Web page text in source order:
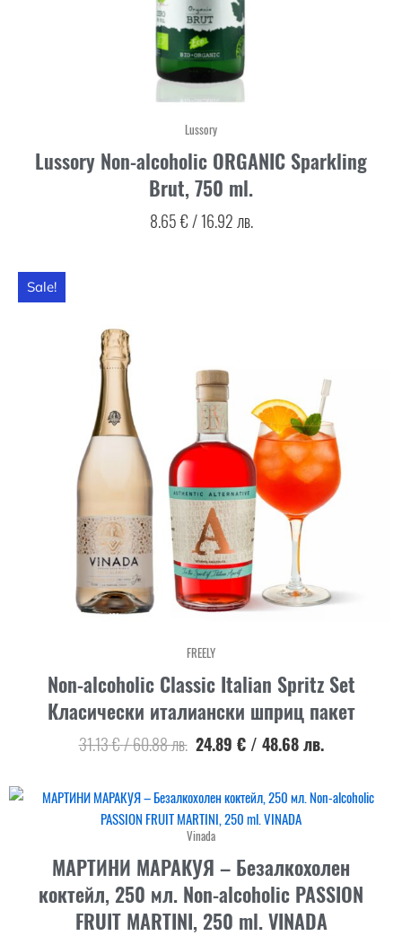
Lussory
Lussory Non-alcoholic ORGANIC Sparkling
Brut, 750 ml.
8.65€/16.92 лв.
Sale!
FREELY
Non-alcoholic Classic Italian Spritz Set
Класически италиански шприц пакет
31.13€/60.88лв. 24.89 € / 48.68лв.
Vinada
МАРТИНИ МАРАКУЯ – Безалкохолен
коктейл, 250 мл. Non-alcoholic PASSION
FRUIT MARTINI, 250 ml. VINADA